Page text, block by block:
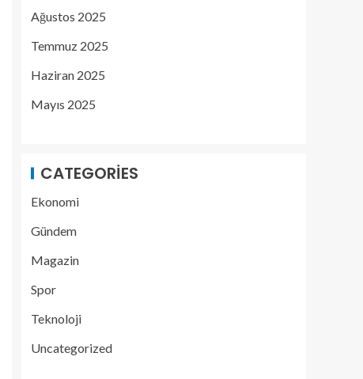
Ağustos 2025
Temmuz 2025
Haziran 2025
Mayıs 2025
CATEGORIES
Ekonomi
Gündem
Magazin
Spor
Teknoloji
Uncategorized